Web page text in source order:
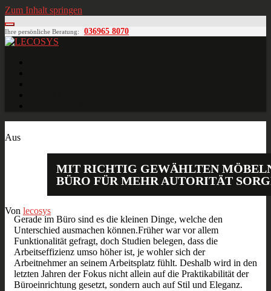
Zum Inhalt springen
Ihre persönliche Beratung: 036965 8070
Aus
MIT RICHTIG GEWÄHLTEN
BÜRO FÜR MEHR AUTORITÄT
Von lecosys
Gerade im Büro sind es die kleinen Dinge, welche den
Unterschied ausmachen können.Früher war vor allem
Funktionalität gefragt, doch Studien belegen, dass die
Arbeitseffizienz umso höher ist, je wohler sich der
Arbeitnehmer an seinem Arbeitsplatz fühlt. Deshalb wird in den
letzten Jahren der Fokus nicht allein auf die Praktikabilität der
Büroeinrichtung gesetzt, sondern auch auf Stil und Eleganz.